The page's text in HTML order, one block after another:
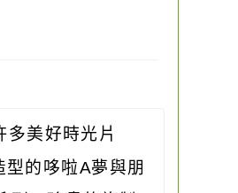
多美好時光片
型的哆啦A夢與朋